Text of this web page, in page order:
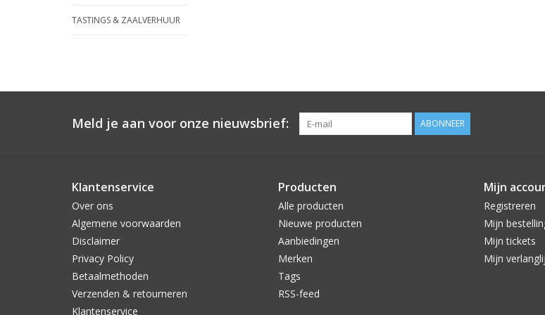
TASTINGS & ZAALVERHUUR
Meld je aan voor onze nieuwsbrief: ABONNEER
Klantenservice
Over ons
Algemene voorwaarden
Disclaimer
Privacy Policy
Betaalmethoden
Verzenden & retourneren
Klantenservice
Producten
Alle producten
Nieuwe producten
Aanbiedingen
Merken
Tags
RSS-feed
Mijn
Registreren
Mijn
Mijn tickets
Mijn